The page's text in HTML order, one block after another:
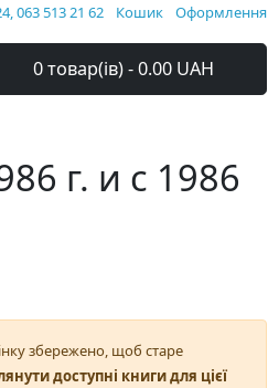
063 513 21 62 Кошик Оформлення
0 товар(ів) - 0.00 UAH
г. и с 1986
збережено, щоб старе
доступні книги для цієї